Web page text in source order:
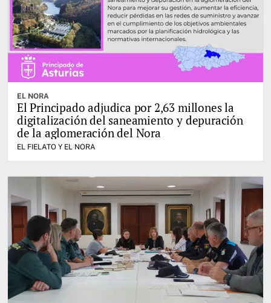
EL NORA
El Principado adjudica por 2,63 millones la
digitalización del saneamiento y depuración
de la aglomeración del Nora
EL FIELATO Y EL NORA